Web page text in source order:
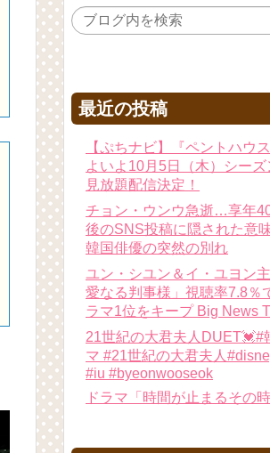
最近の投稿
【ぷちナビ】『ペントハウ
よいよ10月5日（木）シーズ
見放題配信決定！
チョン・ウンウ急逝…享年
後のSNS投稿に隠された意
韓国俳優の突然の別れ
ユン・シユン＆イ・ユヨン
愛なる判事様」視聴率7.8％
ラマ1位をキープ Big News
21世紀の大君夫人DUET💓#
マ #21世紀の大君夫人
#iu #byeonwooseok
ドラマ「時間が止まるその時